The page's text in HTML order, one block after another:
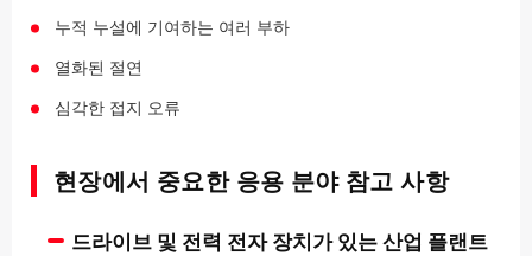
누적 누설에 기여하는 여러 부하
열화된 절연
심각한 접지 오류
현장에서 중요한 응용 분야 참고 사항
드라이브 및 전력 전자 장치가 있는 산업 플랜트